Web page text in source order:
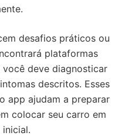
desafios práticos ou
plataformas
deve diagnosticar
descritos. Esses
app ajudam a preparar
colocar seu carro em